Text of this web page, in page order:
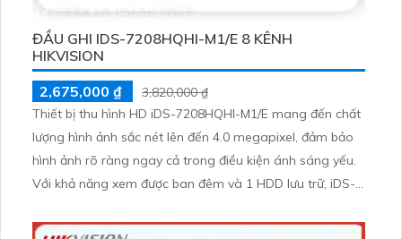
ĐẦU GHI IDS-7208HQHI-M1/E 8 KÊNH
HIKVISION
2,675,000 ₫
3,820,000 ₫
Thiết bị thu hình HD iDS-7208HQHI-M1/E mang đến chất
lượng hình ảnh sắc nét lên đến 4.0 megapixel, đảm bảo
hình ảnh rõ ràng ngay cả trong điều kiện ánh sáng yếu.
Với khả năng xem được ban đêm và 1 HDD lưu trữ, iDS-
cho độ phân giải cao. Ngoài ra, thiết bị này còn kết hợp